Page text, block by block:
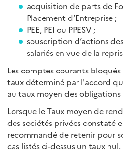
acquisition de parts de
Placement d’Entreprise ;
PEE, PEI ou PPESV ;
souscription d’actions
salariés en vue de la
Les comptes courants
taux déterminé par l'accord
au taux moyen des obligations
Lorsque le Taux moyen de
des sociétés privées constaté
recommandé de retenir pour
cas listés ci-dessus un taux nul.